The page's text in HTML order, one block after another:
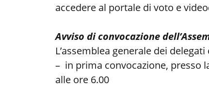
accedere al portale di voto e
Avviso di convocazione
L’assemblea generale dei
– in prima convocazione, presso
alle ore 6.00